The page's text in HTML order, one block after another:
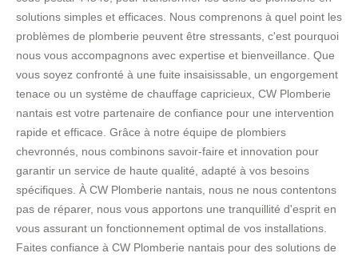
solutions simples et efficaces. Nous comprenons à quel point les
problèmes de plomberie peuvent être stressants, c'est pourquoi
nous vous accompagnons avec expertise et bienveillance. Que
vous soyez confronté à une fuite insaisissable, un engorgement
tenace ou un système de chauffage capricieux, CW Plomberie
nantais est votre partenaire de confiance pour une intervention
rapide et efficace. Grâce à notre équipe de plombiers
chevronnés, nous combinons savoir-faire et innovation pour
garantir un service de haute qualité, adapté à vos besoins
spécifiques. À CW Plomberie nantais, nous ne nous contentons
pas de réparer, nous vous apportons une tranquillité d'esprit en
vous assurant un fonctionnement optimal de vos installations.
Faites confiance à CW Plomberie nantais pour des solutions de